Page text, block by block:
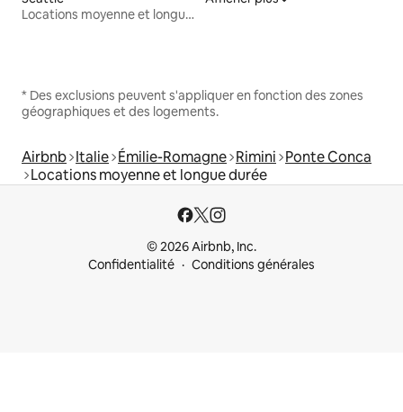
Locations moyenne et longue durée
* Des exclusions peuvent s'appliquer en fonction des zones
géographiques et des logements.
Airbnb Italie Émilie-Romagne Rimini Ponte Conca
Locations moyenne et longue durée
© 2026 Airbnb, Inc.
Confidentialité
Conditions générales